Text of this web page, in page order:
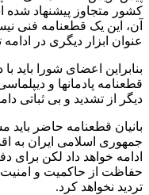
کشور متجاوز پیشنهاد شده
آن، این یک قطعنامه فنی
عنوان ابزار دیگری در
بنابراین اعضای شورا باید
قطعنامه پادمانها و
دیگر از تشدید و بی ثباتی
بانیان قطعنامه حاضر باید
جمهوری اسلامی ایران به
ادامه خواهد داد لکن برای
حفاظت از حاکمیت و امنیت و
تردید نخواهد کرد.